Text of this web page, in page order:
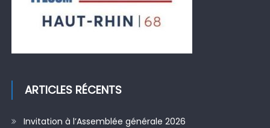
ARTICLES RÉCENTS
Invitation à l’Assemblée générale 2026